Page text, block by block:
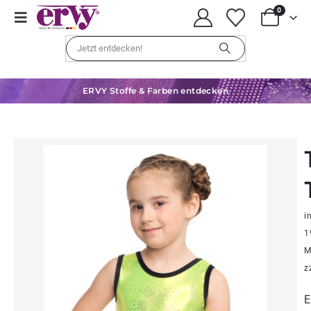
0
ERVY Stoffe & Farben entdecken